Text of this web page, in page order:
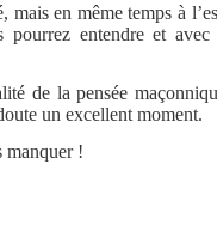
en même temps à
pourrez entendre et
de la pensée
un excellent moment.
manquer !